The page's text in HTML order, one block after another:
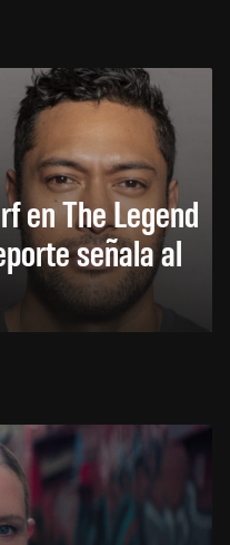
en The Legend
señala al